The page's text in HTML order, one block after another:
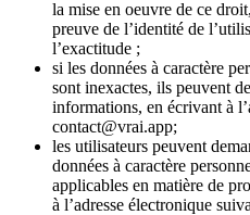
la mise en oeuvre de ce
preuve de l’identité de
l’exactitude ;
si les données à caractère
sont inexactes, ils peuvent
informations, en écrivant à
contact@vrai.app;
les utilisateurs peuvent
données à caractère
applicables en matière de
à l’adresse électronique